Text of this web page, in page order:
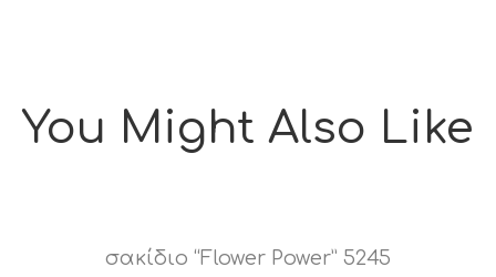
You Might Also Like
σακίδιο “Flower Power” 5245